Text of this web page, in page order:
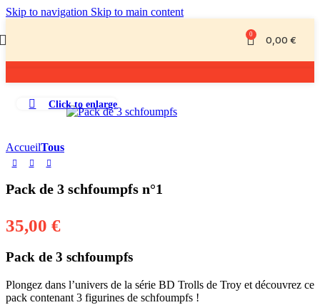
Skip to navigation Skip to main content
0 0,00 €
Click to enlarge
AccueilTous
Pack de 3 schfoumpfs n°1
35,00 €
Pack de 3 schfoumpfs
Plongez dans l’univers de la série BD Trolls de Troy et découvrez ce
pack contenant 3 figurines de schfoumpfs !